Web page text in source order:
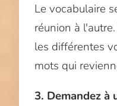
Le vocabulaire
réunion à
les différentes
mots qui
3. Demandez à